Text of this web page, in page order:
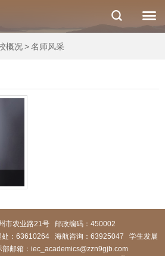
概况>名师风采
市农业路21号 邮政编码：450002
处：63610264 海航咨询：63925047 学生发展
部邮箱：iec_academics@zzn9gjb.com